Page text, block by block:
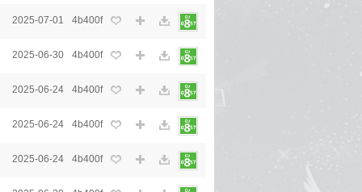
2025-07-01 4b400f
2025-06-30 4b400f
2025-06-24 4b400f
2025-06-24 4b400f
2025-06-24 4b400f